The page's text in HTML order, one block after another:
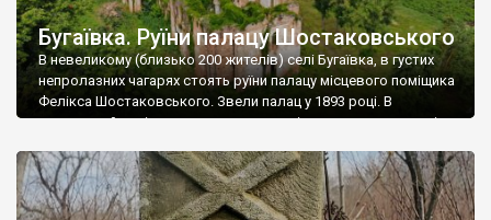
Бугаївка. Руїни палацу Шостаковського
В невеликому (близько 200 жителів) селі Бугаївка, в густих
непролазних чагарях стоять руїни палацу місцевого поміщика
Фелікса Шостаковського. Звели палац у 1893 році. В
радянський період у ньому спочатку містилася школа, потім
століття тут розмістили туберкульозну лікарню. Коли із
палацу виїхала лікарня – ми точно не […]